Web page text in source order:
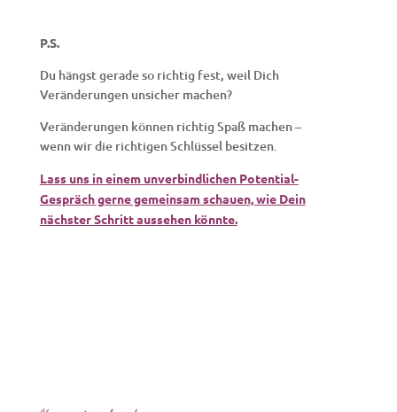
P.S.
Du hängst gerade so richtig fest, weil Dich
Veränderungen unsicher machen?
Veränderungen können richtig Spaß machen –
wenn wir die richtigen Schlüssel besitzen.
Lass uns in einem unverbindlichen Potential-
Gespräch gerne gemeinsam schauen, wie Dein
nächster Schritt aussehen könnte.